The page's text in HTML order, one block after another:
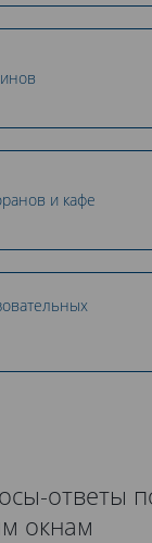
и кафе
ответы
окнам